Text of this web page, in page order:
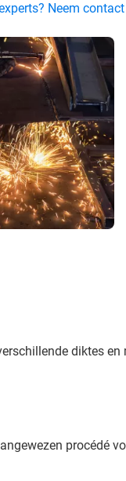
Neem
diktes en
procédé